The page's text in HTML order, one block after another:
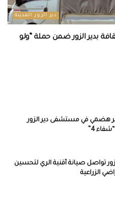
دير الزور المدينة
الثقافة بدير الزور ضمن حملة “ولو
تنظير هضمي في مستشفى دير الزور
4”
الزور تواصل صيانة أقنية الري لتحسين
الزراعية